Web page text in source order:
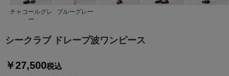
チャコールグレ
ー
ブルーグレー
シークラブ ドレープ波ワンピース
￥27,500税込